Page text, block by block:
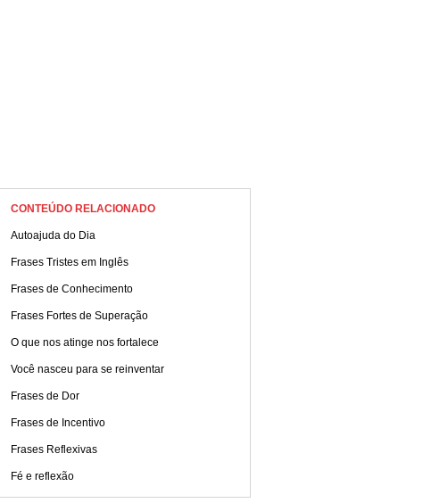
CONTEÚDO RELACIONADO
Autoajuda do Dia
Frases Tristes em Inglês
Frases de Conhecimento
Frases Fortes de Superação
O que nos atinge nos fortalece
Você nasceu para se reinventar
Frases de Dor
Frases de Incentivo
Frases Reflexivas
Fé e reflexão